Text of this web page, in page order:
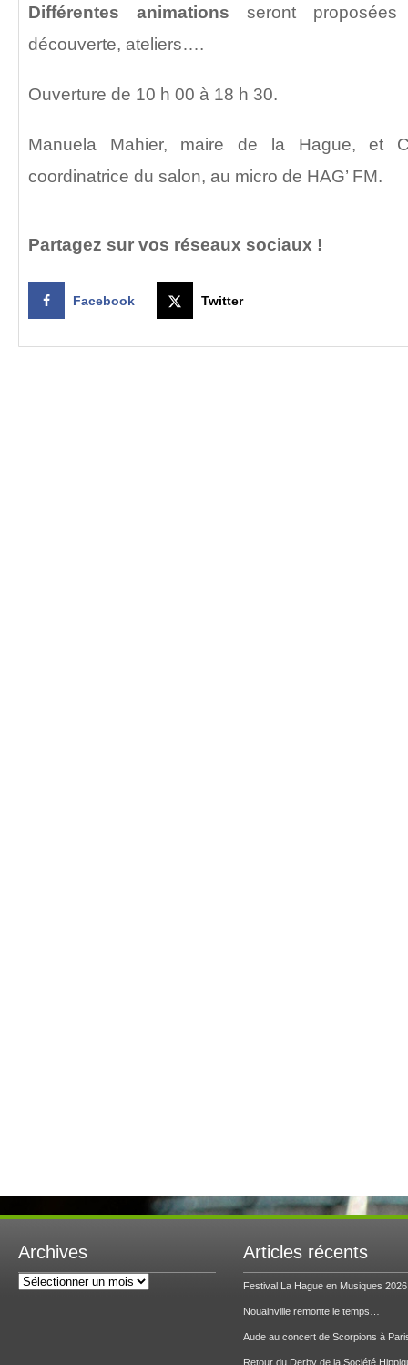
Différentes animations seront
découverte, ateliers….
Ouverture de 10 h 00 à 18 h 30.
Manuela Mahier, maire de la Hague, et
coordinatrice du salon, au micro de HAG’ FM.
Partagez sur vos réseaux sociaux !
Facebook Twitter
Archives
Archives
Articles récents
Festival La Hague en Musiques 2026
Nouainville remonte le temps…
Aude au concert de Scorpions à
Retour du Derby de la Société